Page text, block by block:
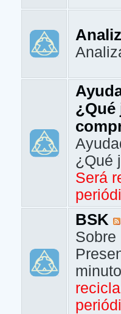
¿Qué
¿Qué
Será
BSK
Sobre